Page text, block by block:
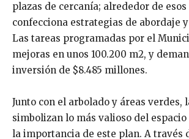
plazas de cercanía; alrededor de esos
confecciona estrategias de abordaje
Las tareas programadas por el
mejoras en unos 100.200 m2, y
inversión de $8.485 millones.
Junto con el arbolado y áreas verdes,
simbolizan lo más valioso del
la importancia de este plan. A través